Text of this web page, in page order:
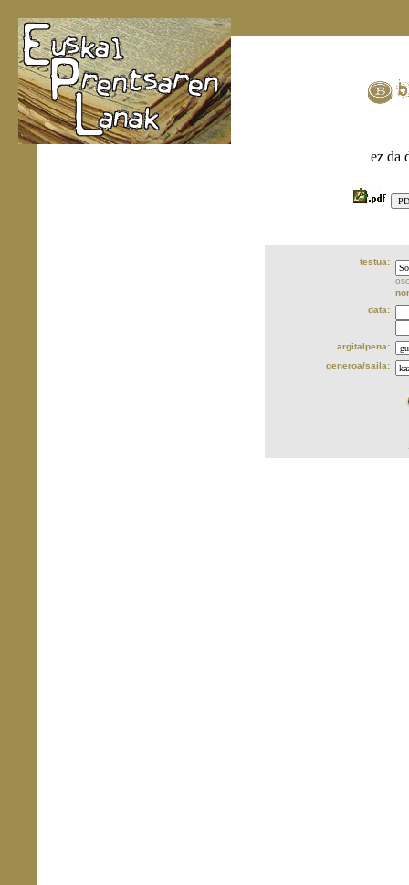
ez da
testua:
data:
argitalpena:
generoa/saila: